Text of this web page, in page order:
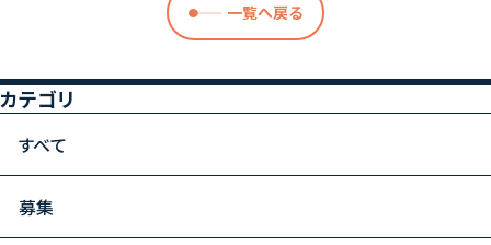
一覧へ戻る
カテゴリ
すべて
募集